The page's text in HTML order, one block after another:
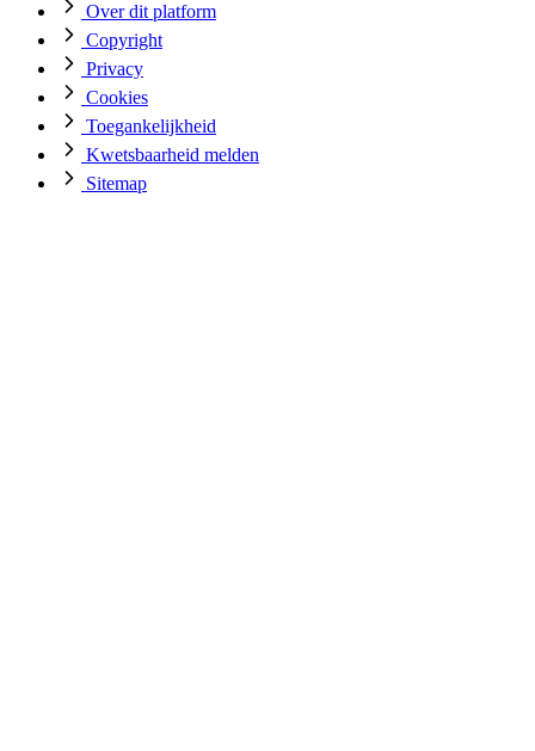
Over dit platform
Copyright
Privacy
Cookies
Toegankelijkheid
Kwetsbaarheid melden
Sitemap